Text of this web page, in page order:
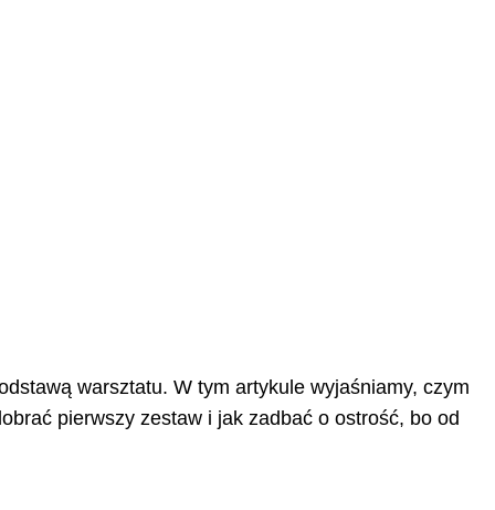
warsztatu. W tym artykule wyjaśniamy, czym
pierwszy zestaw i jak zadbać o ostrość, bo od